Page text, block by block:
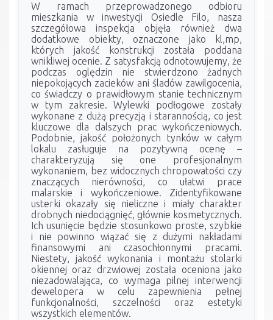
W ramach przeprowadzonego odbioru
mieszkania w inwestycji Osiedle Filo, nasza
szczegółowa inspekcja objęła również dwa
dodatkowe obiekty, oznaczone jako kl,mp,
których jakość konstrukcji została poddana
wnikliwej ocenie. Z satysfakcją odnotowujemy, że
podczas oględzin nie stwierdzono żadnych
niepokojących zacieków ani śladów zawilgocenia,
co świadczy o prawidłowym stanie technicznym
w tym zakresie. Wylewki podłogowe zostały
wykonane z dużą precyzją i starannością, co jest
kluczowe dla dalszych prac wykończeniowych.
Podobnie, jakość położonych tynków w całym
lokalu zasługuje na pozytywną ocenę –
charakteryzują się one profesjonalnym
wykonaniem, bez widocznych chropowatości czy
znaczących nierówności, co ułatwi prace
malarskie i wykończeniowe. Zidentyfikowane
usterki okazały się nieliczne i miały charakter
drobnych niedociągnięć, głównie kosmetycznych.
Ich usunięcie będzie stosunkowo proste, szybkie
i nie powinno wiązać się z dużymi nakładami
finansowymi ani czasochłonnymi pracami.
Niestety, jakość wykonania i montażu stolarki
okiennej oraz drzwiowej została oceniona jako
niezadowalająca, co wymaga pilnej interwencji
dewelopera w celu zapewnienia pełnej
funkcjonalności, szczelności oraz estetyki
wszystkich elementów.